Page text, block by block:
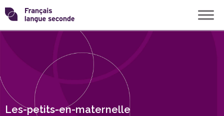
Skip
to
content
Transformons
langue
Les-petits-en-maternelle